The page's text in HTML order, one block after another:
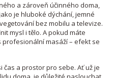
a zároveň účinného doma,
je hluboké dýchání, jemné
bez mobilu a televize.
mysl i tělo. A pokud máte
profesionální masáží – efekt se
a prostor pro sebe. Ať už je